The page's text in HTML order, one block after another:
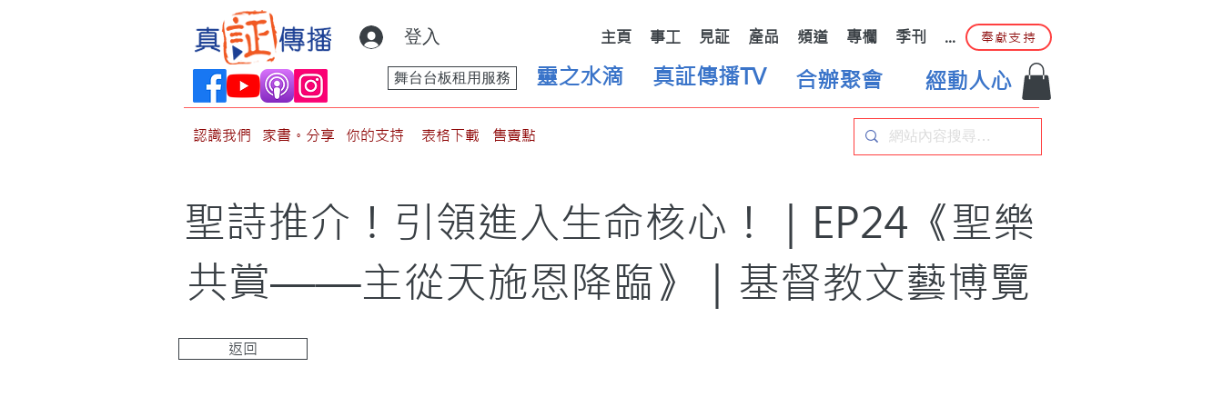
登入 主頁 事工 見証 產品 頻道 專欄 季刊 ... 奉獻支持
靈之水滴
舞台台板租用服務 真証傳播TV 合辦聚會 經動人心
認識我們 家書。分享 你的支持 表格下載 售賣點
聖詩推介！引領進入生命核心！｜EP24《聖樂
共賞——主從天施恩降臨》｜基督教文藝博覽
返回